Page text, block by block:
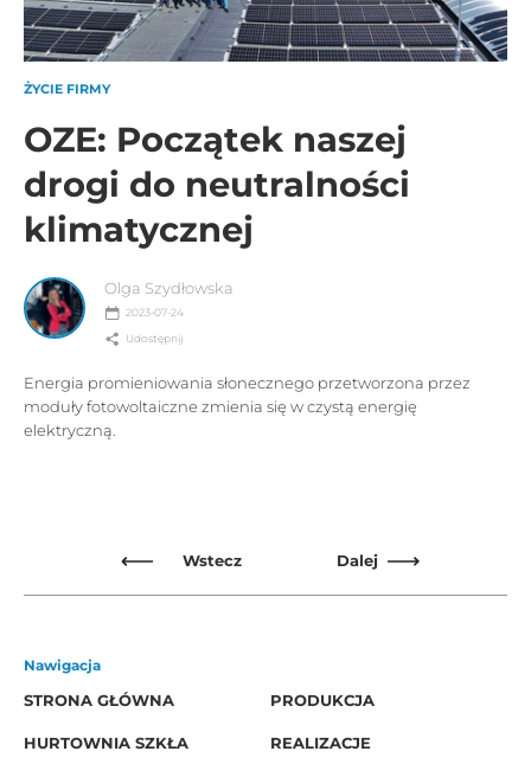
ŻYCIE FIRMY
OZE: Początek naszej
drogi do neutralności
klimatycznej
Olga Szydłowska
2023-07-24
Udostępnij
Energia promieniowania słonecznego przetworzona przez
moduły fotowoltaiczne zmienia się w czystą energię
elektryczną.
Wstecz Dalej
Nawigacja
STRONA GŁÓWNA
PRODUKCJA
HURTOWNIA SZKŁA REALIZACJE